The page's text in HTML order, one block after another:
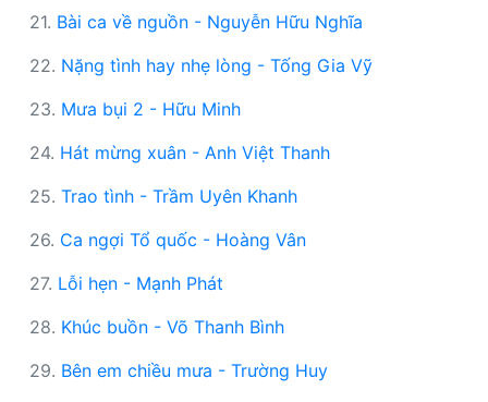
21. Bài ca về nguồn - Nguyễn Hữu Nghĩa
22. Nặng tình hay nhẹ lòng - Tống Gia Vỹ
23. Mưa bụi 2 - Hữu Minh
24. Hát mừng xuân - Anh Việt Thanh
25. Trao tình - Trầm Uyên Khanh
26. Ca ngợi Tổ quốc - Hoàng Vân
27. Lỗi hẹn - Mạnh Phát
28. Khúc buồn - Võ Thanh Bình
29. Bên em chiều mưa - Trường Huy